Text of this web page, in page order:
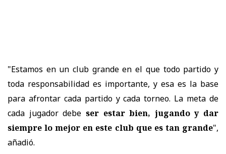
"Estamos en un club grande en el que todo partido y
toda responsabilidad es importante, y esa es la base
para afrontar cada partido y cada torneo. La meta de
cada jugador debe ser estar bien, jugando y dar
siempre lo mejor en este club que es tan grande",
añadió.